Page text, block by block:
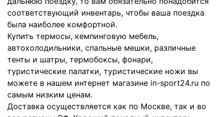
соответствующий инвентарь, чтобы ваша поездка
была наиболее комфортной.
Купить термосы, кемпинговую мебель,
автохолодильники, спальные мешки, различные
тенты и шатры, термобоксы, фонари,
туристические палатки, туристические ножи вы
можете в нашем интернет магазине in-sport24.ru по
самым низким ценам.
Доставка осуществляется как по Москве, так и во